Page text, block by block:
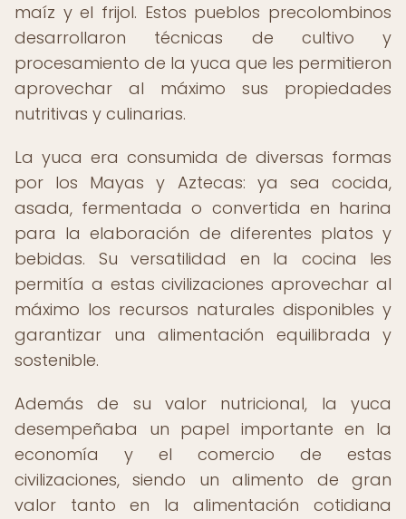
maíz y el frijol. Estos pueblos precolombinos
desarrollaron técnicas de cultivo y
procesamiento de la yuca que les permitieron
aprovechar al máximo sus propiedades
nutritivas y culinarias.
La yuca era consumida de diversas formas
por los Mayas y Aztecas: ya sea cocida,
asada, fermentada o convertida en harina
para la elaboración de diferentes platos y
bebidas. Su versatilidad en la cocina les
permitía a estas civilizaciones aprovechar al
máximo los recursos naturales disponibles y
garantizar una alimentación equilibrada y
sostenible.
Además de su valor nutricional, la yuca
desempeñaba un papel importante en la
economía y el comercio de estas
civilizaciones, siendo un alimento de gran
valor tanto en la alimentación cotidiana